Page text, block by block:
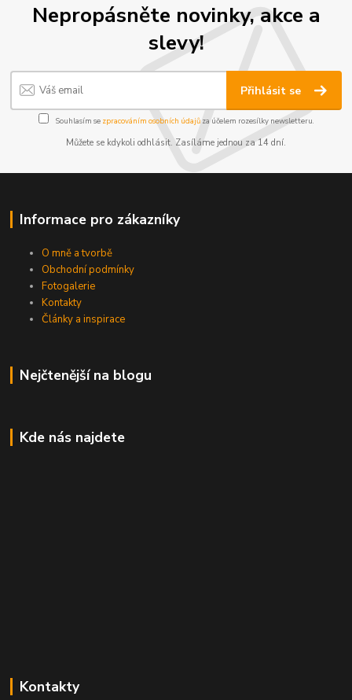
Nepropásněte novinky, akce a
slevy!
Přihlásit se
Souhlasím se zpracováním osobních údajůza účelem rozesílky newsletteru.
Můžete se kdykoli odhlásit. Zasíláme jednou za 14 dní.
Informace pro zákazníky
O mně a tvorbě
Obchodní podmínky
Fotogalerie
Kontakty
Články a inspirace
Nejčtenější na blogu
Kde nás najdete
Kontakty